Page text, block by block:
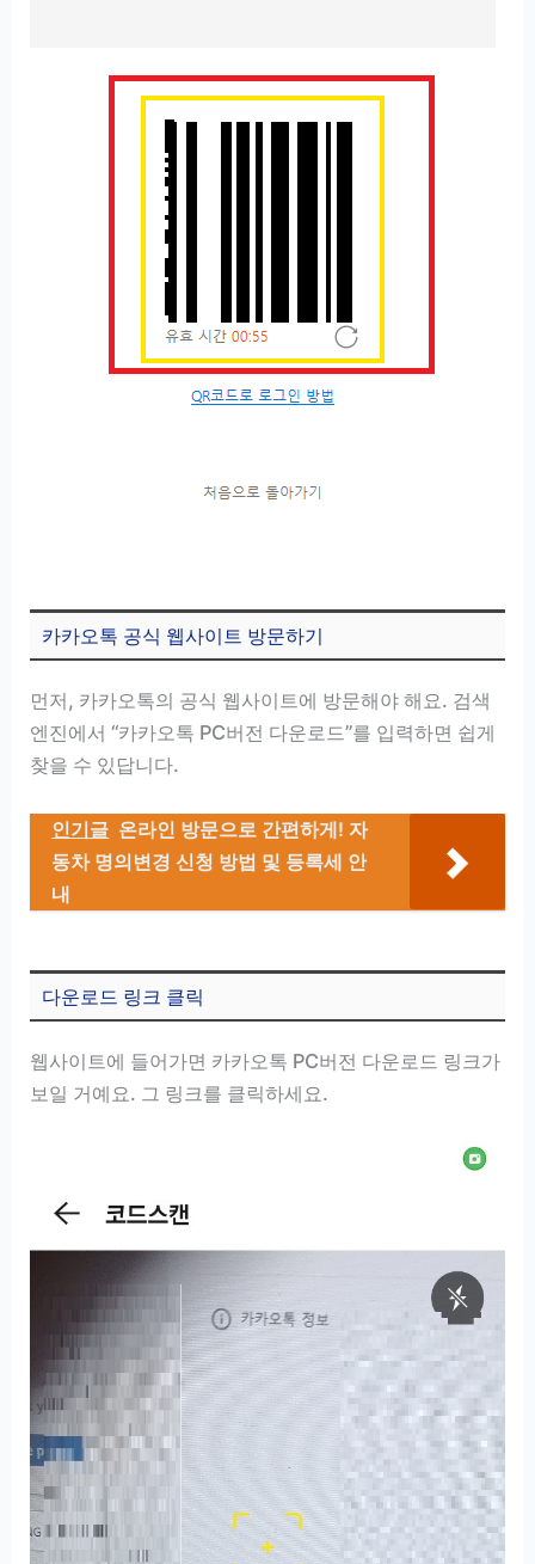
카카오톡 공식 웹사이트 방문하기
먼저, 카카오톡의 공식 웹사이트에 방문해야 해요. 검색
엔진에서 “카카오톡 PC버전 다운로드”를 입력하면 쉽게
찾을 수 있답니다.
인기글 온라인 방문으로 간편하게! 자
동차 명의변경 신청 방법 및 등록세 안
내
다운로드 링크 클릭
웹사이트에 들어가면 카카오톡 PC버전 다운로드 링크가
보일 거예요. 그 링크를 클릭하세요.